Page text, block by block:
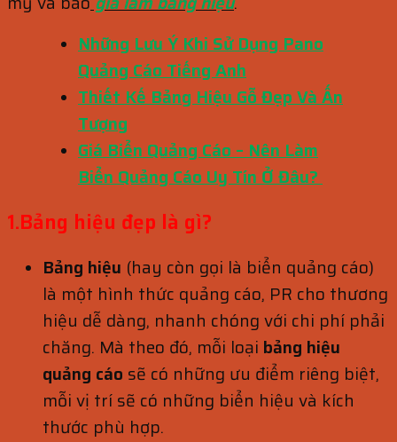
Những Lưu Ý Khi Sử Dụng Pano
Quảng Cáo Tiếng Anh
Thiết Kế Bảng Hiệu Gỗ Đẹp Và Ấn
Tượng
Giá Biển Quảng Cáo – Nên Làm
Biển Quảng Cáo Uy Tín Ở Đâu?
1.Bảng hiệu đẹp là gì?
Bảng hiệu (hay còn gọi là biển quảng cáo)
là một hình thức quảng cáo, PR cho thương
hiệu dễ dàng, nhanh chóng với chi phí phải
chăng. Mà theo đó, mỗi loại bảng hiệu
quảng cáo sẽ có những ưu điểm riêng biệt,
mỗi vị trí sẽ có những biển hiệu và kích
thước phù hợp.